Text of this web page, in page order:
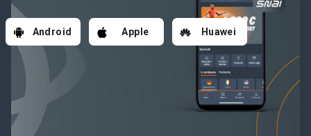
Android Apple Huawei